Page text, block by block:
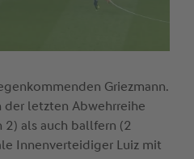
Griezmann.
der letzten Abwehrreihe
als auch ballfern (2
Innenverteidiger Luiz mit